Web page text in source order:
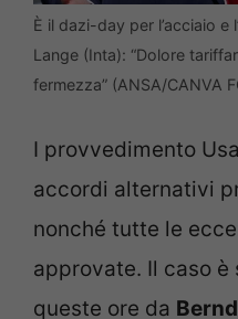
È il dazi-day per l’acciaio e
Lange (Inta): “Dolore
fermezza” (ANSA/CANVA
I provvedimento
accordi alternativi
nonché tutte le
approvate. Il caso
queste ore da